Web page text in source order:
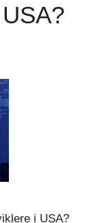
i USA?